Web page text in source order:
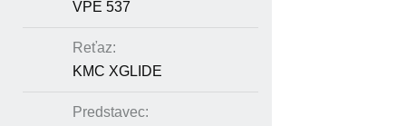
VPE 537
Reťaz:
KMC XGLIDE
Predstavec: